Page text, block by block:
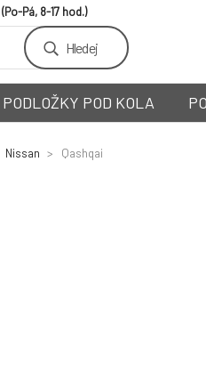
Hledej
PODLOŽKY POD KOLA
Nissan Qashqai